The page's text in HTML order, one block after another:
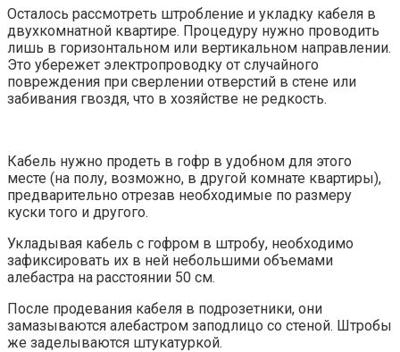
Осталось рассмотреть штробление и укладку кабеля в
двухкомнатной квартире. Процедуру нужно проводить
лишь в горизонтальном или вертикальном направлении.
Это убережет электропроводку от случайного
повреждения при сверлении отверстий в стене или
забивания гвоздя, что в хозяйстве не редкость.
Кабель нужно продеть в гофр в удобном для этого
месте (на полу, возможно, в другой комнате квартиры),
предварительно отрезав необходимые по размеру
куски того и другого.
Укладывая кабель с гофром в штробу, необходимо
зафиксировать их в ней небольшими объемами
алебастра на расстоянии 50 см.
После продевания кабеля в подрозетники, они
замазываются алебастром заподлицо со стеной. Штробы
же заделываются штукатуркой.